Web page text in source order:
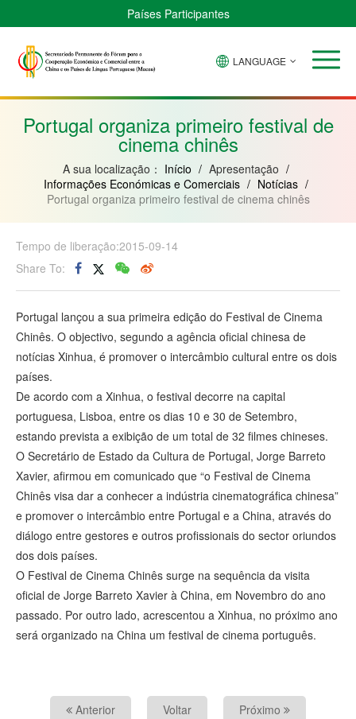
Países Participantes
Verde
Bissau
Guiné
Moçambique
LANGUAGE
Portugal organiza primeiro festival de
cinema chinês
A sua localização： Início / Apresentação /
Informações Económicas e Comerciais / Notícias /
Portugal organiza primeiro festival de cinema chinês
Tempo de liberação:2015-09-14
Share To:
Portugal lançou a sua primeira edição do Festival de Cinema
Chinês. O objectivo, segundo a agência oficial chinesa de
notícias Xinhua, é promover o intercâmbio cultural entre os dois
países.
De acordo com a Xinhua, o festival decorre na capital
portuguesa, Lisboa, entre os dias 10 e 30 de Setembro,
estando prevista a exibição de um total de 32 filmes chineses.
O Secretário de Estado da Cultura de Portugal, Jorge Barreto
Xavier, afirmou em comunicado que “o Festival de Cinema
Chinês visa dar a conhecer a indústria cinematográfica chinesa”
e promover o intercâmbio entre Portugal e a China, através do
diálogo entre gestores e outros profissionais do sector oriundos
dos dois países.
O Festival de Cinema Chinês surge na sequência da visita
oficial de Jorge Barreto Xavier à China, em Novembro do ano
passado. Por outro lado, acrescentou a Xinhua, no próximo ano
será organizado na China um festival de cinema português.
Anterior Voltar Próximo